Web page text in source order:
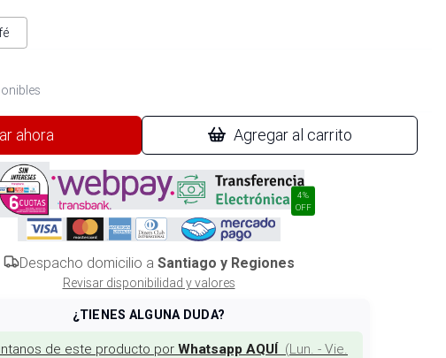
ahora Agregar al carrito
4%
OFF
Despacho domicilio a Santiago y Regiones
Revisar disponibilidad y valores
¿TIENES ALGUNA DUDA?
de este producto por Whatsapp AQUÍ (Lun. - Vie.